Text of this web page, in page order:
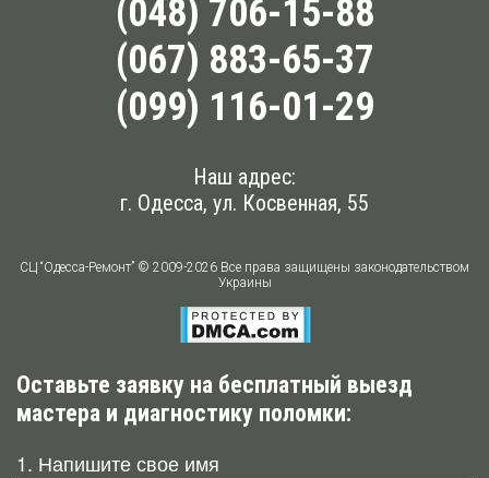
(048) 706-15-88
(067) 883-65-37
(099) 116-01-29
Наш адрес:
г. Одесса, ул. Косвенная, 55
СЦ “Одесса-Ремонт” © 2009-2026 Все права защищены законодательством
Украины
Оставьте заявку на бесплатный выезд
мастера и диагностику поломки:
1. Напишите свое имя